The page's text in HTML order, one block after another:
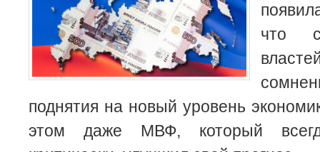
что
поднятия на новый уровень
этом даже МВФ, который